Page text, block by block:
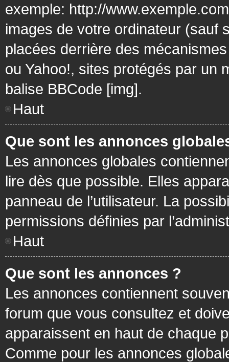
exemple: http://
images de votre ordinateur (sauf
placées derrière des
ou Yahoo!, sites protégés par un
balise BBCode [img].
Haut
Que sont les annonces
Les annonces globales
lire dès que possible. Elles
panneau de l’utilisateur. La
permissions définies par
Haut
Que sont les annonces ?
Les annonces contiennent
forum que vous consultez et
apparaissent en haut de chaque
Comme pour les annonces